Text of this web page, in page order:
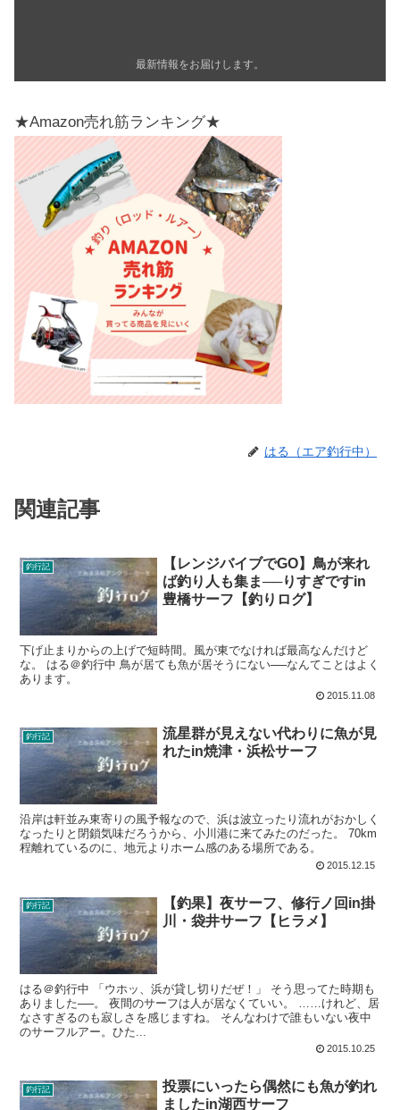
最新情報をお届けします。
★Amazon売れ筋ランキング★
はる（エア釣行中）
関連記事
釣行記
【レンジバイブでGO】鳥が来れ
ば釣り人も集ま──りすぎですin
豊橋サーフ【釣りログ】
下げ止まりからの上げで短時間。風が東でなければ最高なんだけど
な。 はる＠釣行中 鳥が居ても魚が居そうにない──なんてことはよく
あります。
2015.11.08
釣行記
流星群が見えない代わりに魚が見
れたin焼津・浜松サーフ
沿岸は軒並み東寄りの風予報なので、浜は波立ったり流れがおかしく
なったりと閉鎖気味だろうから、小川港に来てみたのだった。 70km
程離れているのに、地元よりホーム感のある場所である。
2015.12.15
釣行記
【釣果】夜サーフ、修行ノ回in掛
川・袋井サーフ【ヒラメ】
はる＠釣行中 「ウホッ、浜が貸し切りだぜ！」 そう思ってた時期も
ありました──。 夜間のサーフは人が居なくていい。 ……けれど、居
なさすぎるのも寂しさを感じますね。 そんなわけで誰もいない夜中
のサーフルアー。ひた...
2015.10.25
釣行記
投票にいったら偶然にも魚が釣れ
ましたin湖西サーフ